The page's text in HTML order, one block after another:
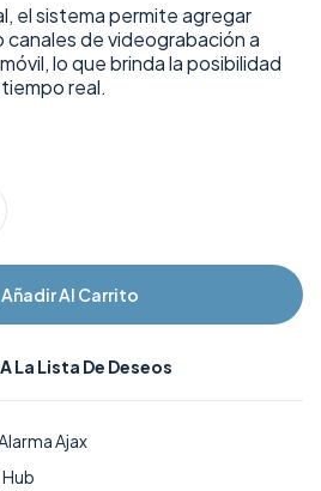
el sistema permite agregar
canales de videograbación a
lo que brinda la posibilidad
real.
Añadir Al Carrito
La Lista De Deseos
Ajax
Hub